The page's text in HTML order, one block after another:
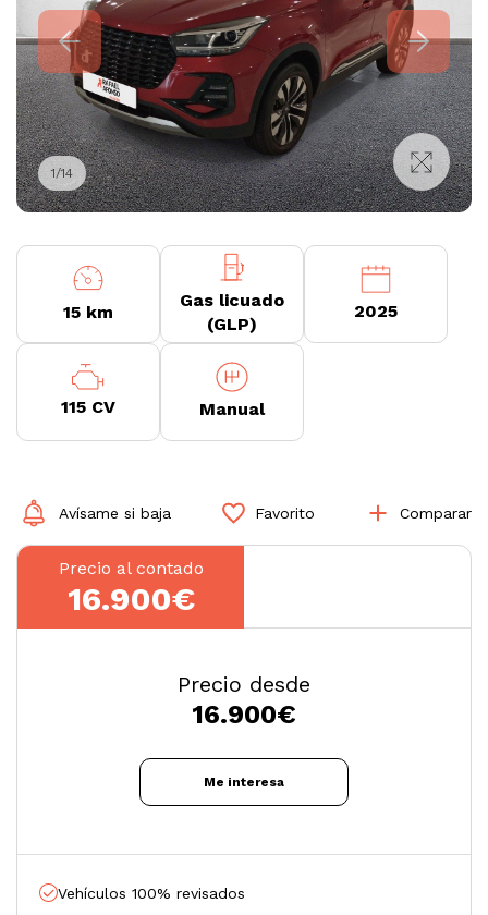
1/14
15 km
Gas licuado
(GLP)
2025
115 CV Manual
Avísame si baja Favorito Comparar
Precio al contado
16.900€
Precio desde
16.900€
Me interesa
Vehículos 100% revisados